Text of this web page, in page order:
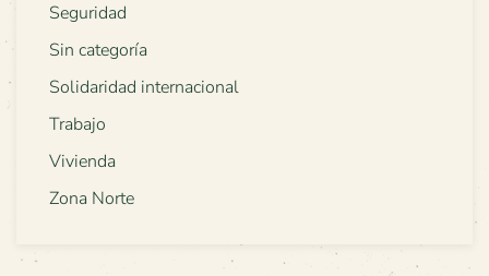
Seguridad
Sin categoría
Solidaridad internacional
Trabajo
Vivienda
Zona Norte